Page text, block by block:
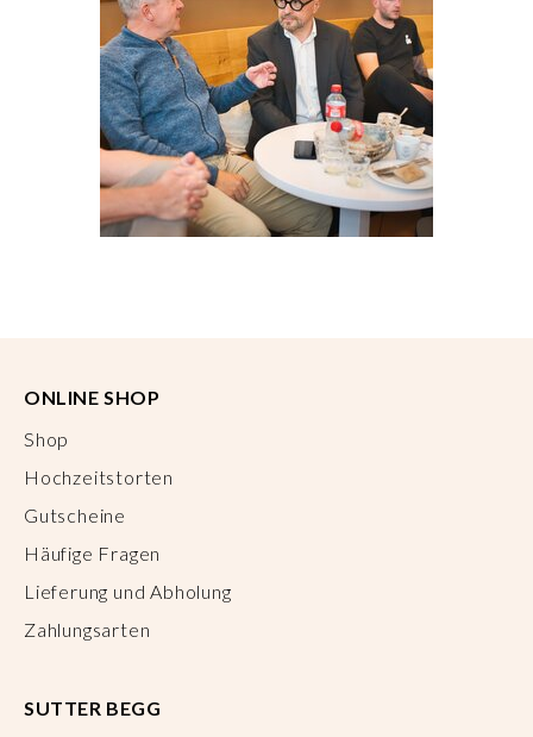
ONLINE SHOP
Shop
Hochzeitstorten
Gutscheine
Häufige Fragen
Lieferung und Abholung
Zahlungsarten
SUTTER BEGG